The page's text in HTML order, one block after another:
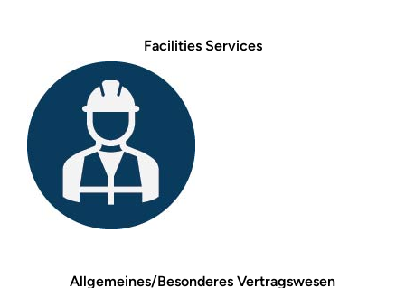
Facilities Services
Allgemeines/Besonderes Vertragswesen